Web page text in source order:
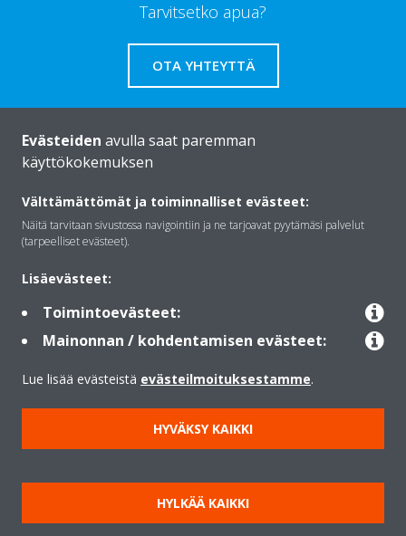
Tarvitsetko apua?
OTA YHTEYTTÄ
Daikinista
Ratkaisut
Yhteystiedot
Lämpöpumput
Copyright © Daikin
Lainmukainen ilmoitus
Evästeilmoitus
Tietosuojakäytäntö
Konsernin etiikka
Data Act
Evästeiden avulla saat paremman
käyttökokemuksen
Välttämättömät ja toiminnalliset evästeet:
Näitä tarvitaan sivustossa navigointiin ja ne tarjoavat pyytämäsi palvelut
(tarpeelliset evästeet).
Lisäevästeet:
Toimintoevästeet:
Mainonnan / kohdentamisen evästeet:
Lue lisää evästeistä evästeilmoituksestamme.
HYVÄKSY KAIKKI
HYLKÄÄ KAIKKI